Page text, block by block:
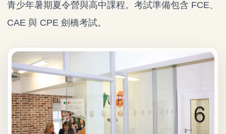
青少年暑期夏令營與高中課程。考試準備包含 FCE、
CAE 與 CPE 劍橋考試。